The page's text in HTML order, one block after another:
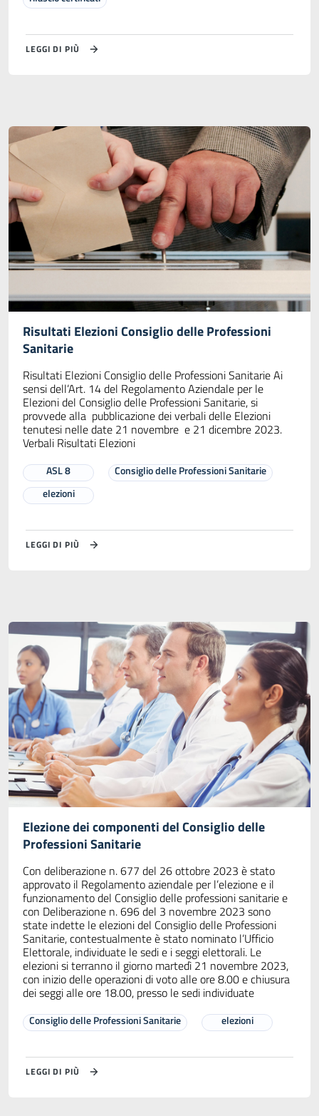
LEGGI DI PIÙ
Risultati Elezioni Consiglio delle Professioni
Sanitarie
Risultati Elezioni Consiglio delle Professioni Sanitarie Ai
sensi dell’Art. 14 del Regolamento Aziendale per le
Elezioni del Consiglio delle Professioni Sanitarie, si
provvede alla pubblicazione dei verbali delle Elezioni
tenutesi nelle date 21 novembre e 21 dicembre 2023.
Verbali Risultati Elezioni
ASL 8
Consiglio delle Professioni Sanitarie
elezioni
LEGGI DI PIÙ
Elezione dei componenti del Consiglio delle
Professioni Sanitarie
Con deliberazione n. 677 del 26 ottobre 2023 è stato
approvato il Regolamento aziendale per l’elezione e il
funzionamento del Consiglio delle professioni sanitarie e
con Deliberazione n. 696 del 3 novembre 2023 sono
state indette le elezioni del Consiglio delle Professioni
Sanitarie, contestualmente è stato nominato l’Ufficio
Elettorale, individuate le sedi e i seggi elettorali. Le
elezioni si terranno il giorno martedì 21 novembre 2023,
con inizio delle operazioni di voto alle ore 8.00 e chiusura
dei seggi alle ore 18.00, presso le sedi individuate
Consiglio delle Professioni Sanitarie elezioni
LEGGI DI PIÙ